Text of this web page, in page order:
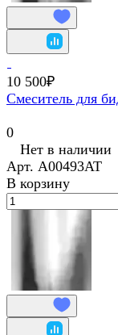
10 500₽
Смеситель для
0
Нет в наличии
Арт. A00493AT
В корзину